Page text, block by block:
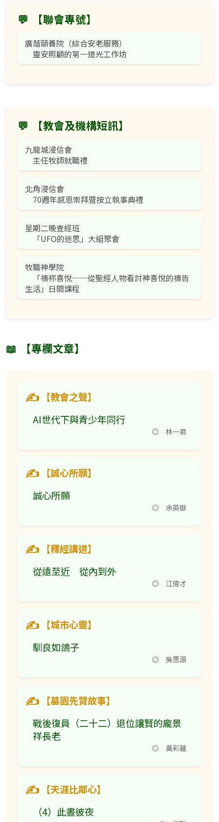
💬 【聯會專號】
廣蔭頤養院（綜合安老服務）
靈安照顧的第一道光工作坊
💬 【教會及機構短訊】
九龍城浸信會
主任牧師就職禮
北角浸信會
70週年感恩崇拜暨按立執事典禮
星期二晚查經班
「UFO的迷思」大組聚會
牧職神學院
「禱祢喜悅──從聖經人物看討神喜悅的禱告
生活」日間課程
📖 【專欄文章】
【教會之聲】
AI世代下與青少年同行
◎ 林一君
【誠心所願】
誠心所願
◎ 余英嶽
【釋經講道】
從遠至近 從內到外
◎ 江偉才
【城市心靈】
馴良如鴿子
◎ 吳思源
【墓園先賢故事】
戰後復員（二十二）退位讓賢的龐景
祥長老
◎ 黃彩蓮
【天涯比鄰心】
（4）此晝彼夜